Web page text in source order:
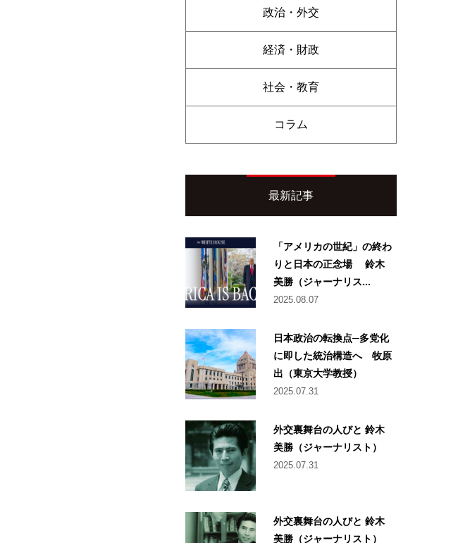
政治・外交
経済・財政
社会・教育
コラム
最新記事
「アメリカの世紀」の終わ
りと日本の正念場 鈴木
美勝（ジャーナリス...
2025.08.07
日本政治の転換点─多党化
に即した統治構造へ 牧原
出（東京大学教授）
2025.07.31
外交裏舞台の人びと 鈴木
美勝（ジャーナリスト）
2025.07.31
外交裏舞台の人びと 鈴木
美勝（ジャーナリスト）